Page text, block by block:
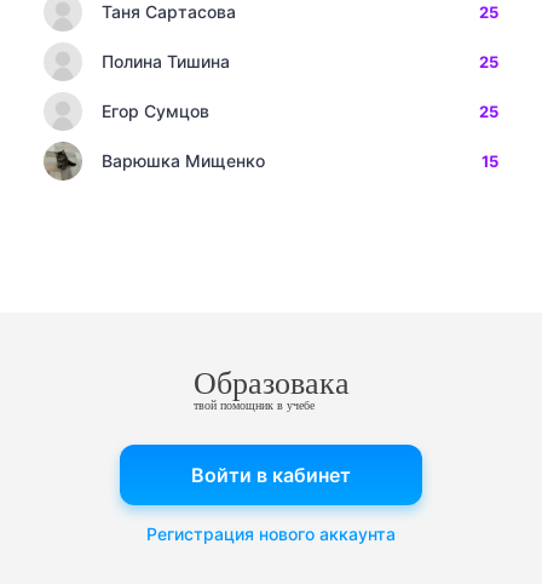
Таня Сартасова 25
Полина Тишина 25
Егор Сумцов 25
Варюшка Мищенко 15
Образовака
твой помощник в учебе
Войти в кабинет
Регистрация нового аккаунта